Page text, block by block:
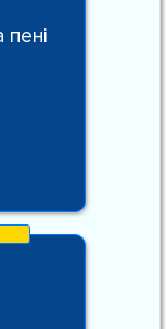
пені